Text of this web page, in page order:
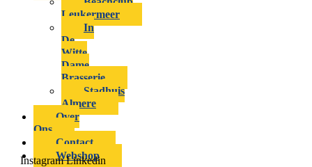
Leukermeer
In
De
Witte
Dame
Brasserie
Stadhuis
Almere
Over
Ons
Contact
Webshop
Instagram Linkedin